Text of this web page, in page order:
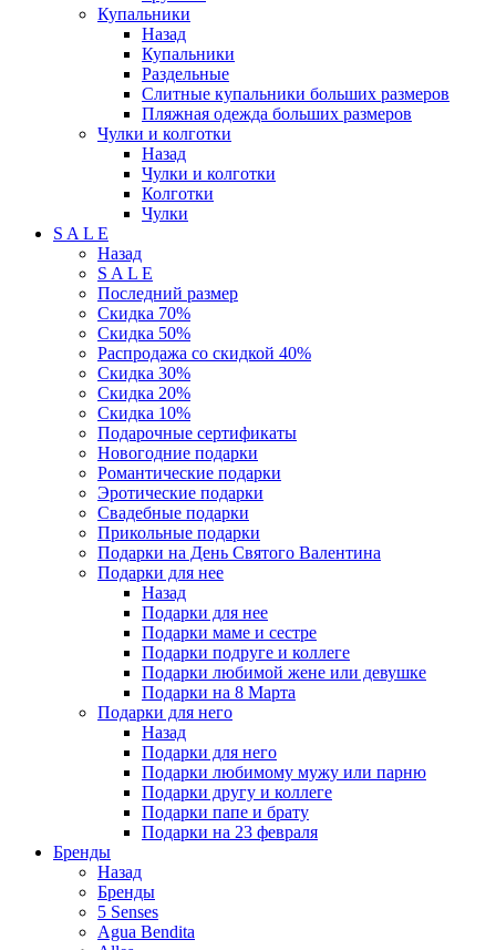
Купальники
Назад
Купальники
Раздельные
Слитные купальники больших размеров
Пляжная одежда больших размеров
Чулки и колготки
Назад
Чулки и колготки
Колготки
Чулки
S A L E
Назад
S A L E
Последний размер
Скидка 70%
Скидка 50%
Распродажа со скидкой 40%
Скидка 30%
Скидка 20%
Скидка 10%
Подарочные сертификаты
Новогодние подарки
Романтические подарки
Эротические подарки
Свадебные подарки
Прикольные подарки
Подарки на День Святого Валентина
Подарки для нее
Назад
Подарки для нее
Подарки маме и сестре
Подарки подруге и коллеге
Подарки любимой жене или девушке
Подарки на 8 Марта
Подарки для него
Назад
Подарки для него
Подарки любимому мужу или парню
Подарки другу и коллеге
Подарки папе и брату
Подарки на 23 февраля
Бренды
Назад
Бренды
5 Senses
Agua Bendita